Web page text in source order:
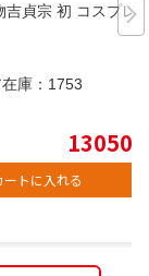
吉貞宗 初 コスプレ
庫： 1753
13050
ートに入れる